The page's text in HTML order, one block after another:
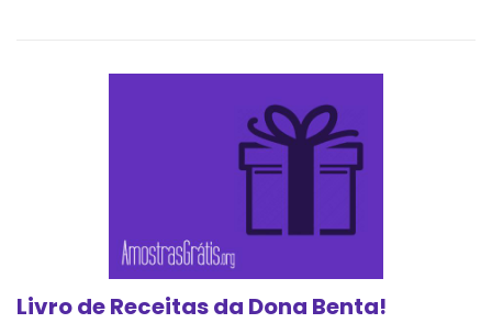
Livro de Receitas da Dona Benta!